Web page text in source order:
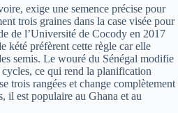
exige une semence précise pour
trois graines dans la case visée pour
de l’Université de Cocody en 2017
kété préfèrent cette règle car elle
semis. Le wouré du Sénégal modifie
ce qui rend la planification
trois rangées et change complètement
il est populaire au Ghana et au